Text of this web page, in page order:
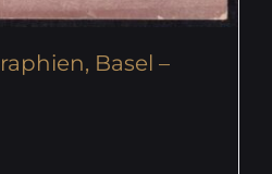
Basel –